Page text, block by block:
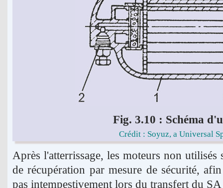
Fig. 3.10 : Schéma
Crédit : Soyuz, a Universal
Après l'atterrissage, les moteurs non utilisés
de récupération par mesure de sécurité,
pas intempestivement lors du transfert du